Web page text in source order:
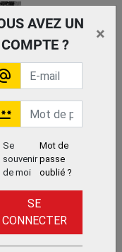
AVEZ UN
COMPTE ?
×
Se
souvenir
de moi
Mot de
passe
oublié ?
SE
CONNECTER